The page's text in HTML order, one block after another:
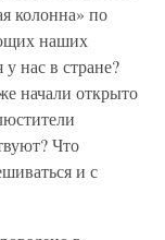
колонна» по
наших
нас в стране?
начали открыто
Что
и с